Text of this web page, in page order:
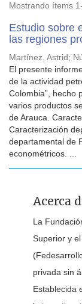
Mostrando ítems
Estudio sobre
las regiones
Martínez, Astrid ;
El presente
de la actividad
Colombia”, hecho
varios productos
de Arauca.
Caracterización
departamental de
econométricos. ...
Acerca
La
Superior y
privada sin
Establecida